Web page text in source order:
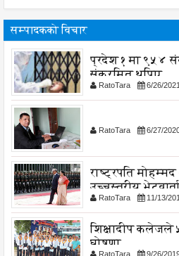
सम्पादकको विचार
प्रदेश १ मा ९५४
संक्रमित थपिए
RatoTara 6/26/2021
RatoTara 6/27/
राष्ट्रपति
उच्चस्तरीय
RatoTara 11/13/
शिक्षादीप कलेजले
घोषणा
RatoTara 9/26/